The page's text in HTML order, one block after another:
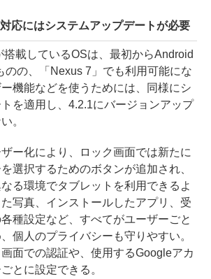
応にはシステムアップデートが必要
載しているOSは、最初からAndroid
のの、「Nexus 7」でも利用可能にな
機能などを使うためには、同様にシ
を適用し、4.2.1にバージョンアップ
。
ー化により、ロック画面では新たに
選択するためのボタンが追加され、
る環境でタブレットを利用できるよ
写真、インストールしたアプリ、受
種設定など、すべてがユーザーごと
個人のプライバシーも守りやすい。
面での認証や、使用するGoogleアカ
とに設定できる。